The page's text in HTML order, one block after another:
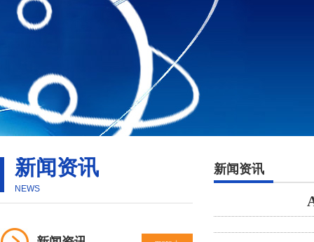
新闻资讯
NEWS
新闻资讯